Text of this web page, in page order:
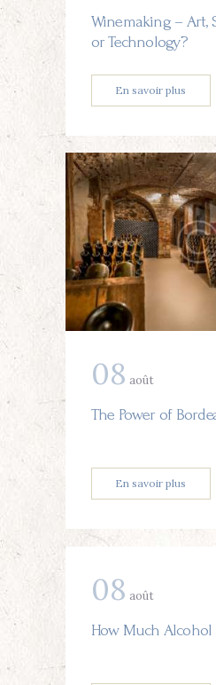
Winemaking – Art,
or Technology?
En savoir plus
08 août
The Power of
En savoir plus
08 août
How Much Alcohol